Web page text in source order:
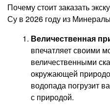
Почему стоит заказать
Су в 2026 году из
Величественная
впечатляет своими
величественными
окружающей
водопада погрузит
с природой.